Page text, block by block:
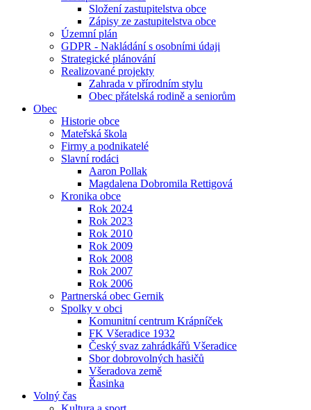
Složení zastupitelstva obce
Zápisy ze zastupitelstva obce
Územní plán
GDPR - Nakládání s osobními údaji
Strategické plánování
Realizované projekty
Zahrada v přírodním stylu
Obec přátelská rodině a seniorům
Obec
Historie obce
Mateřská škola
Firmy a podnikatelé
Slavní rodáci
Aaron Pollak
Magdalena Dobromila Rettigová
Kronika obce
Rok 2024
Rok 2023
Rok 2010
Rok 2009
Rok 2008
Rok 2007
Rok 2006
Partnerská obec Gernik
Spolky v obci
Komunitní centrum Krápníček
FK Všeradice 1932
Český svaz zahrádkářů Všeradice
Sbor dobrovolných hasičů
Všeradova země
Řasinka
Volný čas